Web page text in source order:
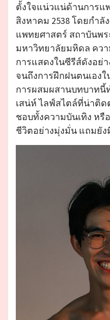
ตั้งใจแน่วแน่ด้านการแ
สิงหาคม 2538 โดยกำ
แพทยศาสตร์ สถาบันพ
มหาวิทยาลัยมหิดล คว
การแสดงในซีรีส์ดังอย่าง
จนถึงการฝึกฝนตนเอง
การผสมผสานบทบาทนี้
เสน่ห์ ไลฟ์สไตล์ที่น่าติ
ชอบทั้งความบันเทิง หรื
ชีวิตอย่างมุ่งมั่น แถมยัง